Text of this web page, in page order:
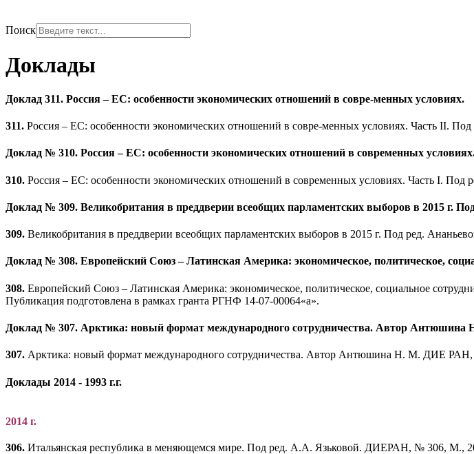
Поиск
Доклады
Доклад 311. Россия – ЕС: особенности экономических отношений в совре-менных условиях.
311. Россия – ЕС: особенности экономических отношений в совре-менных условиях. Часть II.
Доклад № 310. Россия – ЕС: особенности экономических отношений в современных
310. Россия – ЕС: особенности экономических отношений в современных условиях. Часть I.
Доклад № 309. Великобритания в преддверии всеобщих парламентских выборов в 2015 г.
309. Великобритания в преддверии всеобщих парламентских выборов в 2015 г. Под ред.
Доклад № 308. Европейский Союз – Латинская Америка: экономическое, политическое,
308. Европейский Союз – Латинская Америка: экономическое, политическое, социальное
Публикация подготовлена в рамках гранта РГНФ 14-07-00064«а».
Доклад № 307. Арктика: новый формат международного сотрудничества. Автор Антюшина
307. Арктика: новый формат международного сотрудничества. Автор Антюшина Н. М. ДИЕ
Доклады 2014 - 1993 г.г.
2014 г.
306. Итальянская республика в меняющемся мире. Под ред. А.А. Язьковой. ДИЕРАН, № 306, М.,